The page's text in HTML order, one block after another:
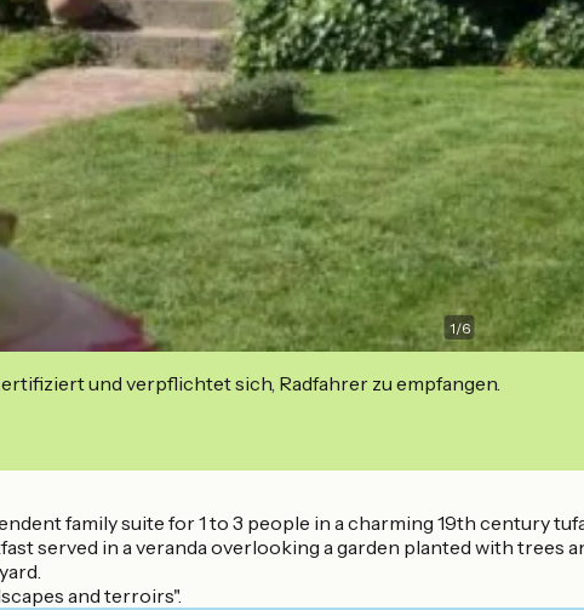
1/6
und verpflichtet sich, Radfahrer zu empfangen.
family suite for 1 to 3 people in a charming 19th century
served in a veranda overlooking a garden planted with
and terroirs".